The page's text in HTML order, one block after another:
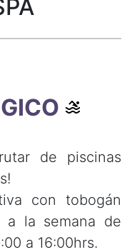
de piscinas
con tobogán
a la semana de
a 16:00hrs.